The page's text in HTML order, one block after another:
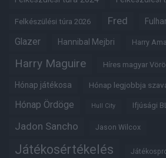
Felkészülési túra 2026 Fred
Glazer Hannibal Mejbri Harry
Harry Maguire Híres magyar
Hónap játékosa Hónap legjobbja
Hónap Ördöge Hull City Ifjúsági
Jadon Sancho Jason Wilcox
Játékosértékelés